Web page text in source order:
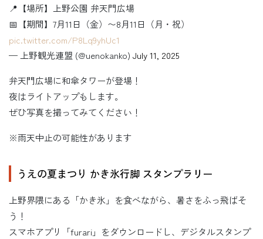
📍【場所】上野公園 弁天門広場
📅【期間】7月11日（金）〜8月11日（月・祝）
pic.twitter.com/P8Lq9yhUc1
— 上野観光連盟 (@uenokanko) July 11, 2025
弁天門広場に和傘タワーが登場！
夜はライトアップもします。
ぜひ写真を撮ってみてください！
※雨天中止の可能性があります
うえの夏まつり かき氷行脚 スタンプラリー
上野界隈にある「かき氷」を食べながら、暑さをふっ飛ばそ
う！
スマホアプリ「furari」をダウンロードし、デジタルスタンプ